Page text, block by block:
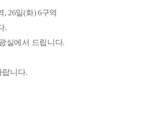
, 26일(화) 6구역
.
실에서 드립니다.
니다.